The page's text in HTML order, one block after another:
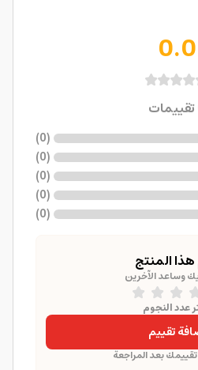
0.0
تقييمات
(
0
)
(
0
)
(
0
)
(
0
)
(
0
)
المنتج
وساعد الآخرين
عدد النجوم
تقييم
بعد المراجعة